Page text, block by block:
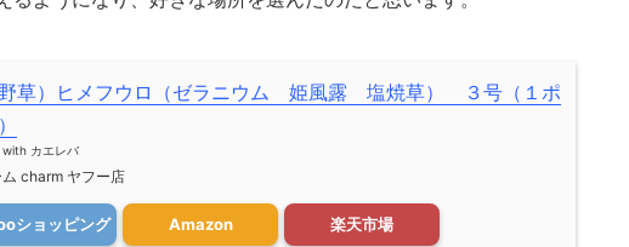
野草）ヒメフウロ（ゼラニウム 姫風露 塩焼草） ３号（１ポ
with カエレバ
charm ヤフー店
ショッピング Amazon 楽天市場